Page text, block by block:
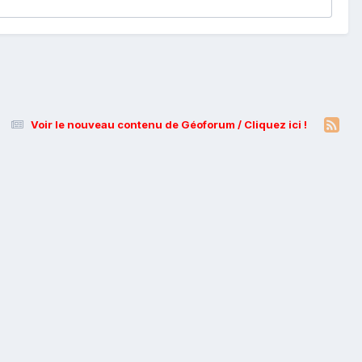
Voir le nouveau contenu de Géoforum / Cliquez ici !